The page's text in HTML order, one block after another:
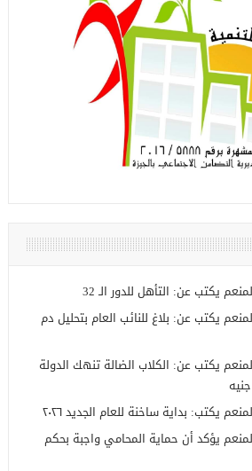
يكتب عن: التأهل للدور الـ 32
يكتب عن: بلاغ للنائب العام بتحليل دم
يكتب عن: الكلاب الضالة تنهك الدولة
يكتب: بداية ساخنة للعام الجديد ٢٠٢٦
يؤكد أن حماية المحامي واجبة بحكم